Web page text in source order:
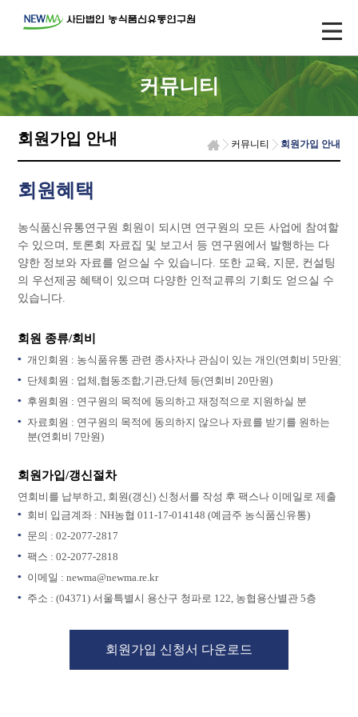
커뮤니티
회원가입 안내 커뮤니티 회원가입 안내
회원혜택
농식품신유통연구원 회원이 되시면 연구원의 모든 사업에 참여할
수 있으며, 토론회 자료집 및 보고서 등 연구원에서 발행하는 다
양한 정보와 자료를 얻으실 수 있습니다. 또한 교육, 지문, 컨설팅
의 우선제공 혜택이 있으며 다양한 인적교류의 기회도 얻으실 수
있습니다.
회원 종류/회비
개인회원 : 농식품유통 관련 종사자나 관심이 있는 개인(연회비 5만원)
단체회원 : 업체,협동조합,기관,단체 등(연회비 20만원)
후원회원 : 연구원의 목적에 동의하고 재정적으로 지원하실 분
자료회원 : 연구원의 목적에 동의하지 않으나 자료를 받기를 원하는
분(연회비 7만원)
회원가입/갱신절차
연회비를 납부하고, 회원(갱신) 신청서를 작성 후 팩스나 이메일로 제출
회비 입금계좌 : NH농협 011-17-014148 (예금주 농식품신유통)
문의 : 02-2077-2817
팩스 : 02-2077-2818
이메일 : newma@newma.re.kr
주소 : (04371) 서울특별시 용산구 청파로 122, 농협용산별관 5층
회원가입 신청서 다운로드